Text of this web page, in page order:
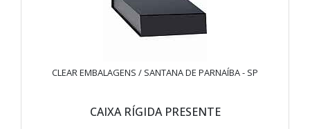
CLEAR EMBALAGENS / SANTANA DE PARNAÍBA - SP
CAIXA RÍGIDA PRESENTE